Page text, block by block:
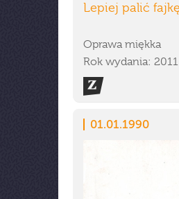
Lepiej palić
Oprawa miękka
Rok wydania: 2011
01.01.1990